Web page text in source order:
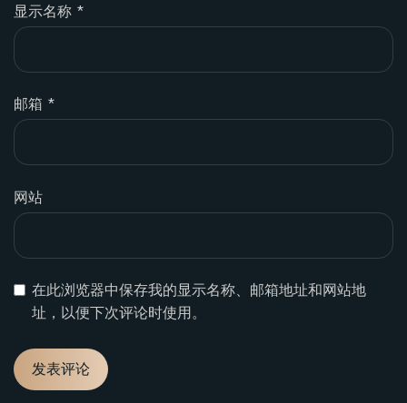
显示名称 *
邮箱 *
网站
在此浏览器中保存我的显示名称、邮箱地址和网站地
址，以便下次评论时使用。